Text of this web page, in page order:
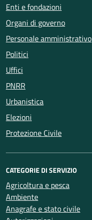
Enti e fondazioni
Organi di governo
Personale amministrativo
Politici
Uffici
PNRR
Urbanistica
Elezioni
Protezione Civile
CATEGORIE DI SERVIZIO
Agricoltura e pesca
Ambiente
Anagrafe e stato civile